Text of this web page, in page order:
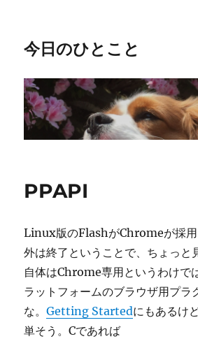
今日のひとこと
PPAPI
Linux版のFlashがChromeが採用
外は終了ということで、ちょっと
自体はChrome専用というわけで
ラットフォームのブラウザ用プラ
な。Getting Startedにもあるけ
単そう。Cであれば